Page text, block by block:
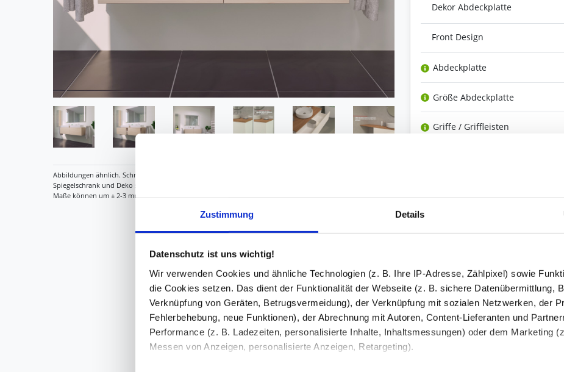
Zustimmung Details
Datenschutz ist uns wichtig!
Wir verwenden Cookies und ähnliche Technologien (z. B. Ihre IP-Adresse, Zählpixel) sowie
die Cookies setzen. Das dient der Funktionalität der Webseite (z. B. sichere Datenübermittlung,
Verknüpfung von Geräten, Betrugsvermeidung), der Verknüpfung mit sozialen Netzwerken, der
Fehlerbehebung, neue Funktionen), der Abrechnung mit Autoren, Content-Lieferanten und
Performance (z. B. Ladezeiten, personalisierte Inhalte, Inhaltsmessungen) oder dem Marketing
Messen von Anzeigen, personalisierte Anzeigen, Retargeting).
Dekor Abdeckplatte
Front Design
Abdeckplatte
Größe Abdeckplatte
Griffe / Griffleisten
Ausschnitt(e)
(in der Abdeckplatte)
Ambiente-Beleuchtung
Zubehör